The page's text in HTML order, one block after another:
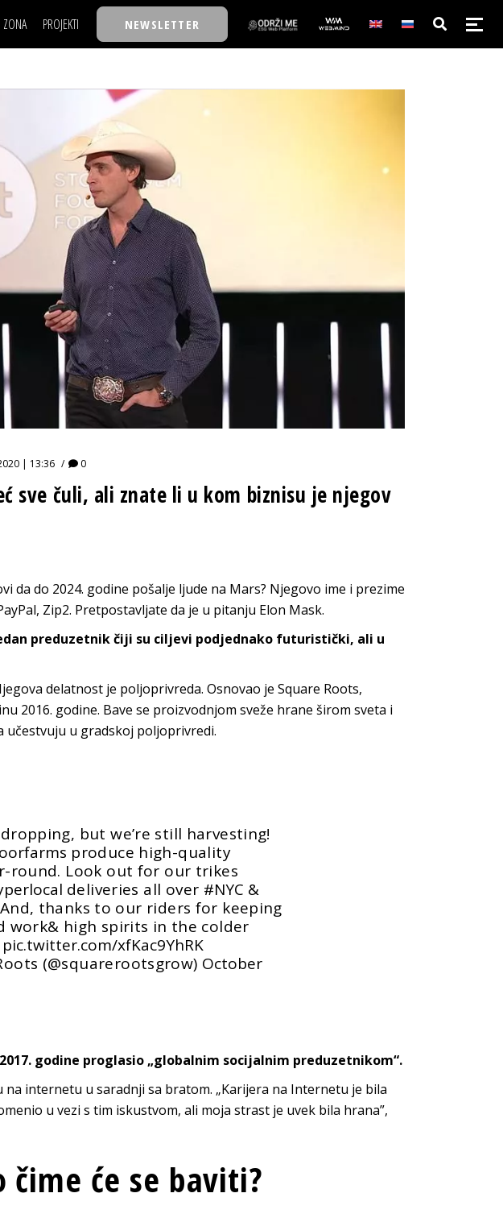
ZONA PROJEKTI
TASTY TALKS
30 ISPOD 30
BACK TO OFFICE/SCHOOL
BIZBENDOVI
BIZKOLEGIJUM
BMW BIZNIS LIGA
BIZLIFE WEEK
IZJAVA GODINE
NEWSLETTER
NAJKOLEGA
30 ISPOD 30
BACK TO OFFICE/SCHOOL
BIZBENDOVI
BIZKOLEGIJUM
BMW BIZNIS LIGA
BIZLIFE WEEK
IZJAVA GODINE
| 13:36 0
sve čuli, ali znate li u kom biznisu je njegov
da do 2024. godine pošalje ljude na Mars? Njegovo ime i prezime
Zip2. Pretpostavljate da je u pitanju Elon Mask.
preduzetnik čiji su ciljevi podjednako futuristički, ali u
delatnost je poljoprivreda. Osnovao je Square Roots,
2016. godine. Bave se proizvodnjom sveže hrane širom sveta i
učestvuju u gradskoj poljoprivredi.
but we’re still harvesting!
produce high-quality
round. Look out for our trikes
deliveries all over #NYC &
thanks to our riders for keeping
work& high spirits in the colder
pic.twitter.com/xfKac9YhRK
(@squarerootsgrow) October
godine proglasio „globalnim socijalnim preduzetnikom“.
internetu u saradnji sa bratom. „Karijera na Internetu je bila
u vezi s tim iskustvom, ali moja strast je uvek bila hrana”,
čime će se baviti?